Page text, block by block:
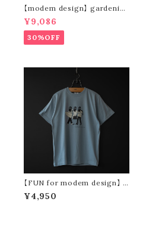
【modem design】 gardenin
g s/s shirt (sand)
¥9,086
30%OFF
【FUN for modem design】 t
hree oji tee (blue)
¥4,950